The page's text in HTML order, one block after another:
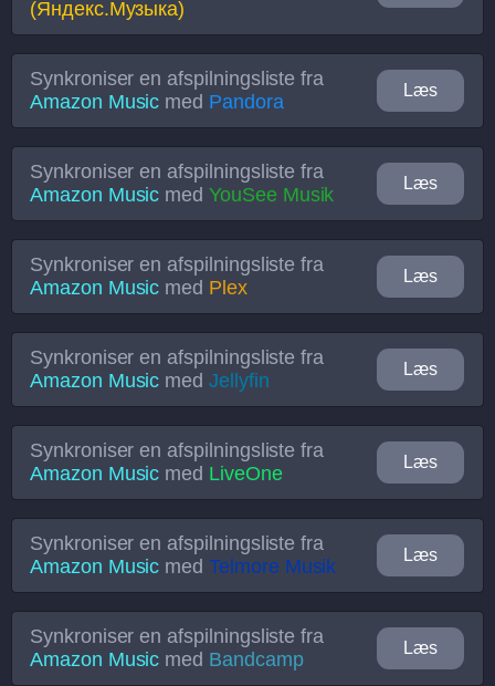
(Яндекс.Музыка)
Synkroniser en afspilningsliste fra
Amazon Music med Pandora
Læs
Synkroniser en afspilningsliste fra
Amazon Music medYouSee Musik
Læs
Synkroniser en afspilningsliste fra
Amazon Music med Plex
Læs
Synkroniser en afspilningsliste fra
Amazon Music medJellyfin
Læs
Synkroniser en afspilningsliste fra
Amazon Music med LiveOne
Læs
Synkroniser en afspilningsliste fra
Amazon Music medTelmore Musik
Læs
Synkroniser en afspilningsliste fra
Amazon Music med Bandcamp
Læs